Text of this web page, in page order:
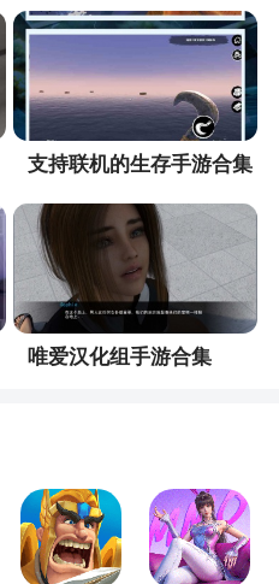
支持联机的生存手游合集
唯爱汉化组手游合集